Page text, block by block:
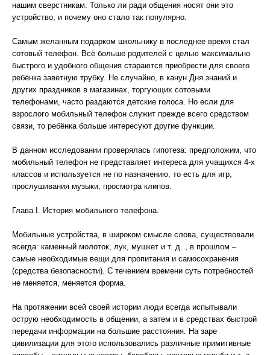
нашим сверстникам. Только ли ради общения носят они это
устройство, и почему оно стало так популярно.
Самым желанным подарком школьнику в последнее время стал
сотовый телефон. Всё больше родителей с целью максимально
быстрого и удобного общения стараются приобрести для своего
ребёнка заветную трубку. Не случайно, в канун Дня знаний и
других праздников в магазинах, торгующих сотовыми
телефонами, часто раздаются детские голоса. Но если для
взрослого мобильный телефон служит прежде всего средством
связи, то ребёнка больше интересуют другие функции.
В данном исследовании проверялась гипотеза: предположим, что
мобильный телефон не представляет интереса для учащихся 4-х
классов и используется не по назначению, то есть для игр,
прослушивания музыки, просмотра клипов.
Глава I. История мобильного телефона.
Мобильные устройства, в широком смысле слова, существовали
всегда: каменный молоток, лук, мушкет и т. д. , в прошлом –
самые необходимые вещи для пропитания и самосохранения
(средства безопасности). С течением времени суть потребностей
не меняется, меняется форма.
На протяжении всей своей истории люди всегда испытывали
острую необходимость в общении, а затем и в средствах быстрой
передачи информации на большие расстояния. На заре
цивилизации для этого использовались различные примитивные